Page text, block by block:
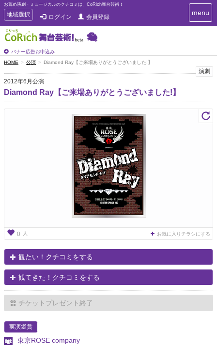
お薦め演劇・ミュージカルのクチコミは、CoRich舞台芸術！
T
o
g
g
e
n
a
v
i
g
地域選択 ログイン 会員登録
バナー広告お申込み
T
o
i
g
menu
HOME 公演 Diamond Ray【ご来場ありがとうございました!】
演劇
2012年6月公演
Diamond Ray【ご来場ありがとうございました!】
0 人 お気に入りチラシにする
観たい！クチコミをする
観てきた！クチコミをする
チケットプレゼント終了
実演鑑賞
東京ROSE company